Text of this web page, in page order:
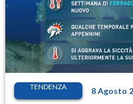
TENDENZA 8 Agosto